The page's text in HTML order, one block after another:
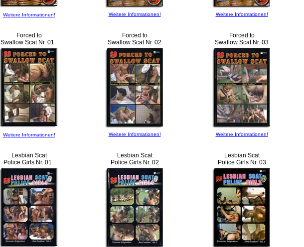
Weitere Informationen! Weitere Informationen! Weitere Informationen!
Forced to
Swallow Scat Nr. 01
Forced to
Swallow Scat Nr. 02
Forced to
Swallow Scat Nr. 03
Weitere Informationen! Weitere Informationen! Weitere Informationen!
Lesbian Scat
Police Girls Nr. 01
Lesbian Scat
Police Girls Nr. 02
Lesbian Scat
Police Girls Nr. 03